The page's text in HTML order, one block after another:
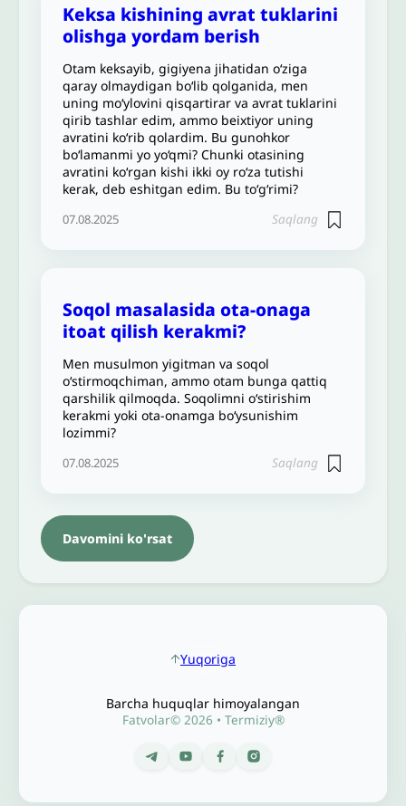
Keksa kishining avrat tuklarini
olishga yordam berish
Otam keksayib, gigiyena jihatidan o‘ziga
qaray olmaydigan bo‘lib qolganida, men
uning mo‘ylovini qisqartirar va avrat tuklarini
qirib tashlar edim, ammo beixtiyor uning
avratini ko‘rib qolardim. Bu gunohkor
boʻlamanmi yo yo‘qmi? Chunki otasining
avratini ko‘rgan kishi ikki oy ro‘za tutishi
kerak, deb eshitgan edim. Bu to‘g‘rimi?
07.08.2025 Saqlang
Soqol masalasida ota-onaga
itoat qilish kerakmi?
Men musulmon yigitman va soqol
o‘stirmoqchiman, ammo otam bunga qattiq
qarshilik qilmoqda. Soqolimni o‘stirishim
kerakmi yoki ota-onamga bo‘ysunishim
lozimmi?
07.08.2025 Saqlang
Davomini ko'rsat
Yuqoriga
Barcha huquqlar himoyalangan
Fatvolar© 2026 • Termiziy®